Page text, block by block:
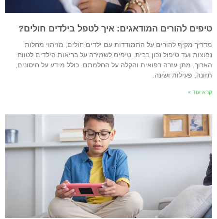
להורים המודאגים: איך לטפל בילדים חולים?
מקיף להורים על התמודדות עם ילדים חולים, מזיהוי מחלות
ועד טיפול נכון בבית. טיפים לשמירה על בריאות הילדים לטווח
מתן עזרה רפואית והקלה על החלמתם. כולל מידע על חיסונים,
פעילות ושינה.
עוד »